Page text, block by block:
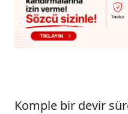
Komple bir devir